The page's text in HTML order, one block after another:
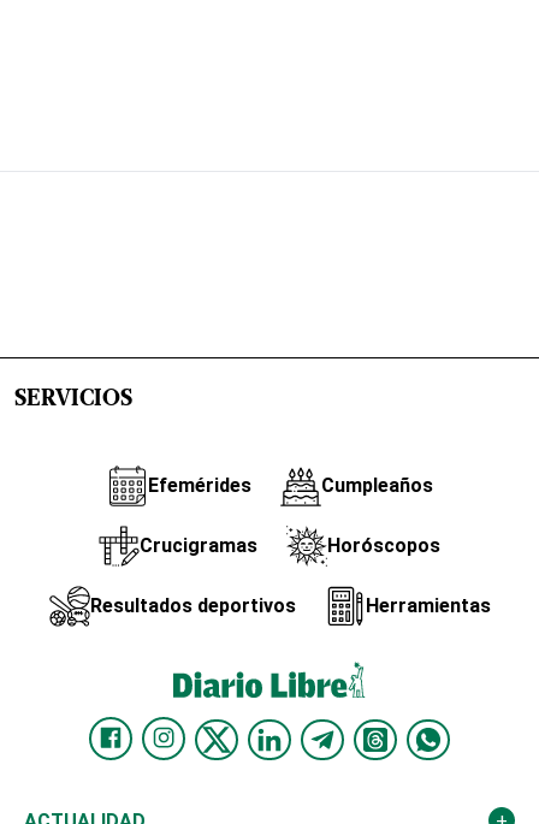
SERVICIOS
Efemérides Cumpleaños
Crucigramas Horóscopos
Resultados deportivos Herramientas